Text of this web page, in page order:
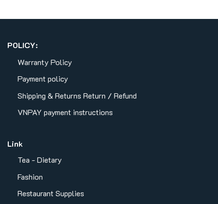
POLICY:
Warranty Policy
Payment policy
Shipping & Returns Return / Refund
VNPAY payment instructions
Link
Tea - Dietary
Fashion
Restaurant Supplies